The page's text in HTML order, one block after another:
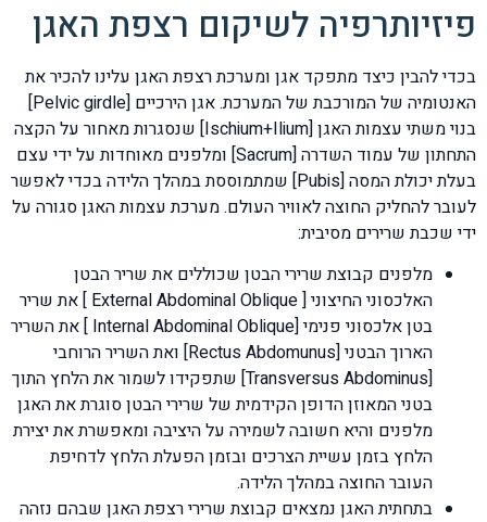
פיזיותרפיה לשיקום רצפת האגן
בכדי להבין כיצד מתפקד אגן ומערכת רצפת האגן עלינו להכיר את
האנטומיה של המורכבת של המערכת. אגן הירכיים [Pelvic girdle]
בנוי משתי עצמות האגן [Ischium+Ilium] שנסגרות מאחור על הקצה
התחתון של עמוד השדרה [Sacrum] ומלפנים מאוחדות על ידי עצם
בעלת יכולת המסה [Pubis] שמתמוססת במהלך הלידה בכדי לאפשר
לעובר להחליק החוצה לאוויר העולם. מערכת עצמות האגן סגורה על
ידי שכבת שרירים מסיבית:
מלפנים קבוצת שרירי הבטן שכוללים את שריר הבטן
האלכסוני החיצוני [ External Abdominal Oblique ] את שריר
בטן אלכסוני פנימי [Internal Abdominal Oblique ] את השריר
הארוך הבטני [Rectus Abdomunus] ואת השריר הרוחבי
[Transversus Abdominus] שתפקידו לשמור את הלחץ התוך
בטני המאוזן הדופן הקידמית של שרירי הבטן סוגרת את האגן
מלפנים והיא חשובה לשמירה על היציבה ומאפשרת את יצירת
הלחץ בזמן עשיית הצרכים ובזמן הפעלת הלחץ לדחיפת
העובר החוצה במהלך הלידה.
בתחתית האגן נמצאים קבוצת שרירי רצפת האגן שבהם נזהה